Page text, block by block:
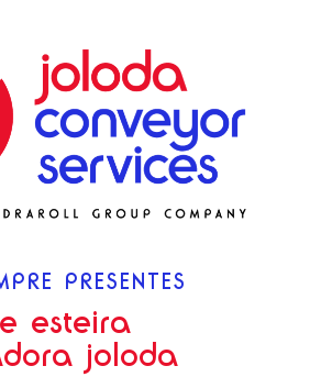
PRESENTES
esteira
joloda